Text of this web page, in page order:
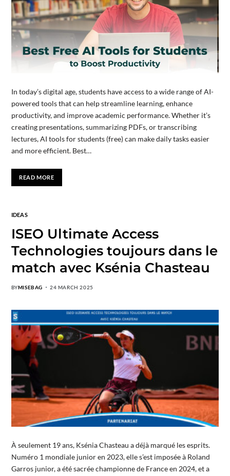
In today’s digital age, students have access to a wide range of AI-
powered tools that can help streamline learning, enhance
productivity, and improve academic performance. Whether it’s
creating presentations, summarizing PDFs, or transcribing
lectures, AI tools for students (free) can make daily tasks easier
and more efficient. Best…
READ MORE
IDEAS
ISEO Ultimate Access
Technologies toujours dans le
match avec Ksénia Chasteau
BYMISEBAG 24 MARCH 2025
À seulement 19 ans, Ksénia Chasteau a déjà marqué les esprits.
Numéro 1 mondiale junior en 2023, elle s’est imposée à Roland
Garros junior, a été sacrée championne de France en 2024, et a